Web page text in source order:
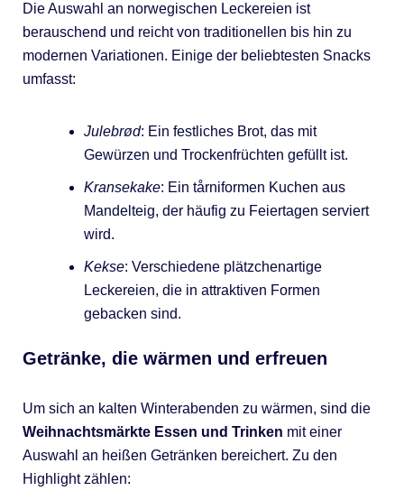
Die Auswahl an norwegischen Leckereien ist
berauschend und reicht von traditionellen bis hin zu
modernen Variationen. Einige der beliebtesten Snacks
umfasst:
Julebrød: Ein festliches Brot, das mit
Gewürzen und Trockenfrüchten gefüllt ist.
Kransekake: Ein tårniformen Kuchen aus
Mandelteig, der häufig zu Feiertagen serviert
wird.
Kekse: Verschiedene plätzchenartige
Leckereien, die in attraktiven Formen
gebacken sind.
Getränke, die wärmen und erfreuen
Um sich an kalten Winterabenden zu wärmen, sind die
Weihnachtsmärkte Essen und Trinken mit einer
Auswahl an heißen Getränken bereichert. Zu den
Highlight zählen: